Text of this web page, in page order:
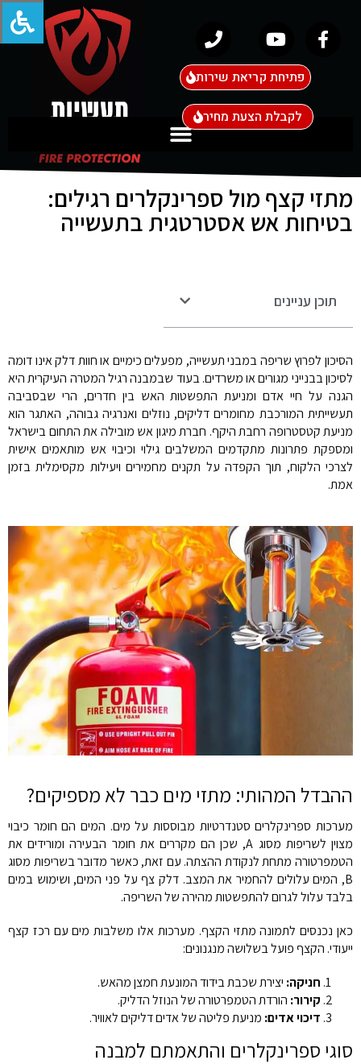
פתיחת קריאת שירות
לקבלת הצעת מחיר
מתזי קצף מול ספרינקלרים רגילים:
בטיחות אש אסטרטגית בתעשייה
תוכן עניינים
הסיכון לפרוץ שריפה במבני תעשייה, מפעלים כימיים או חוות דלק אינו דומה
לסיכון בבנייני מגורים או משרדים. בעוד שבמבנה רגיל המטרה העיקרית היא
הגנה על חיי אדם ומניעת התפשטות האש בין חדרים, הרי שבסביבה
תעשייתית המורכבת מחומרים דליקים, נוזלים ואנרגיה גבוהה, האתגר הוא
מניעת קטסטרופה רחבת היקף. חברת מיגון אש מובילה את התחום בישראל
ומספקת פתרונות מתקדמים המשלבים גילוי וכיבוי אש מותאמים אישית
לצרכי הלקוח, תוך הקפדה על תקנים מחמירים ויעילות מקסימלית בזמן
אמת.
ההבדל המהותי: מתזי מים כבר לא מספיקים?
מערכות ספרינקלרים סטנדרטיות מבוססות על מים. המים הם חומר כיבוי
מצוין לשריפות מסוג A, שכן הם מקררים את חומר הבעירה ומורידים את
הטמפרטורה מתחת לנקודת ההצתה. עם זאת, כאשר מדובר בשריפות מסוג
B, המים עלולים להחמיר את המצב. דלק צף על פני המים, ושימוש במים
בלבד עלול לגרום להתפשטות מהירה של השריפה.
כאן נכנסים לתמונה מתזי הקצף. מערכות אלו משלבות מים עם רכז קצף
ייעודי. הקצף פועל בשלושה מנגנונים:
חניקה: יצירת שכבת בידוד המונעת חמצן מהאש.
קירור: הורדת הטמפרטורה של הנוזל הדליק.
דיכוי אדים: מניעת פליטה של אדים דליקים לאוויר.
סוגי ספרינקלרים והתאמתם למבנה